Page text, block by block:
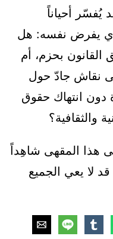
أحياناً
يفرض نفسه: هل
القانون بحزم، أم
نقاش جادّ حول
دون انتهاك حقوق
والثقافية؟
هذا المقهى شاهِداً
لا يعي الجميع